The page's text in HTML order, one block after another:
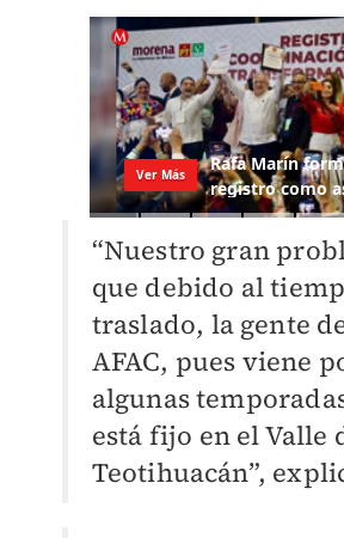
“Nuestro gran
que debido al
traslado, la gente
AFAC, pues viene
algunas
está fijo en el Valle
Teotihuacán”,